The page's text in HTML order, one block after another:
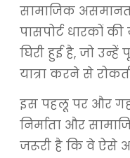
सामाजिक
पासपोर्ट धारकों
घिरी हुई है, जो उन्हें
यात्रा करने से
इस पहलू पर और
निर्माता और
जरूरी है कि वे ऐसे